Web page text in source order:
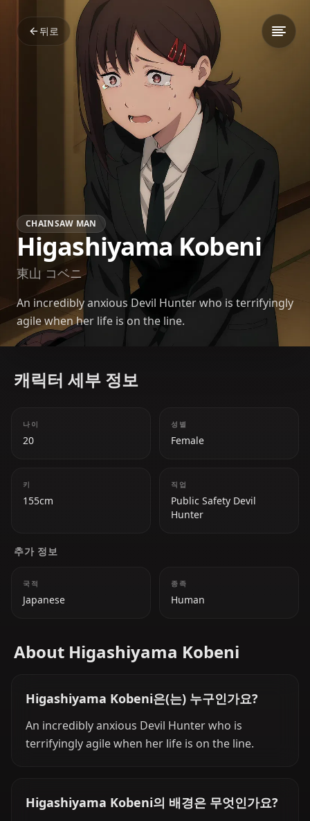
뒤로
CHAINSAW MAN
Higashiyama Kobeni
東山 コベニ
An incredibly anxious Devil Hunter who is terrifyingly
agile when her life is on the line.
캐릭터 세부 정보
나이
20
성별
Female
키
155cm
직업
Public Safety Devil
Hunter
추가 정보
국적
Japanese
종족
Human
About Higashiyama Kobeni
Higashiyama Kobeni은(는) 누구인가요?
An incredibly anxious Devil Hunter who is
terrifyingly agile when her life is on the line.
Higashiyama Kobeni의 배경은 무엇인가요?